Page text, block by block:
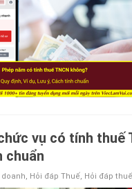
vụ có tính thuế
chuẩn
doanh, Hỏi đáp Thuế, Hỏi đáp